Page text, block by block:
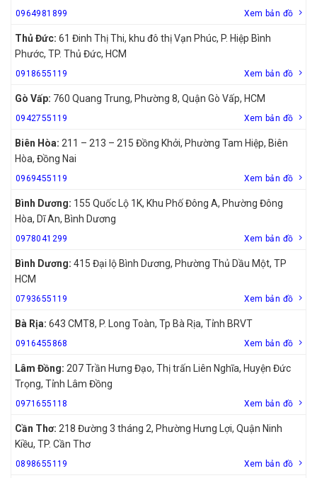
0964981899 Xem bản đồ
Thủ Đức: 61 Đinh Thị Thi, khu đô thị Vạn Phúc, P. Hiệp Bình
Phước, TP. Thủ Đức, HCM
0918655119 Xem bản đồ
Gò Vấp: 760 Quang Trung, Phường 8, Quận Gò Vấp, HCM
0942755119 Xem bản đồ
Biên Hòa: 211 – 213 – 215 Đồng Khởi, Phường Tam Hiệp, Biên
Hòa, Đồng Nai
0969455119 Xem bản đồ
Bình Dương: 155 Quốc Lộ 1K, Khu Phố Đông A, Phường Đông
Hòa, Dĩ An, Bình Dương
0978041299 Xem bản đồ
Bình Dương: 415 Đại lộ Bình Dương, Phường Thủ Dầu Một, TP
HCM
0793655119 Xem bản đồ
Bà Rịa: 643 CMT8, P. Long Toàn, Tp Bà Rịa, Tỉnh BRVT
0916455868 Xem bản đồ
Lâm Đồng: 207 Trần Hưng Đạo, Thị trấn Liên Nghĩa, Huyện Đức
Trọng, Tỉnh Lâm Đồng
0971655118 Xem bản đồ
Cần Thơ: 218 Đường 3 tháng 2, Phường Hưng Lợi, Quận Ninh
Kiều, TP. Cần Thơ
0898655119 Xem bản đồ